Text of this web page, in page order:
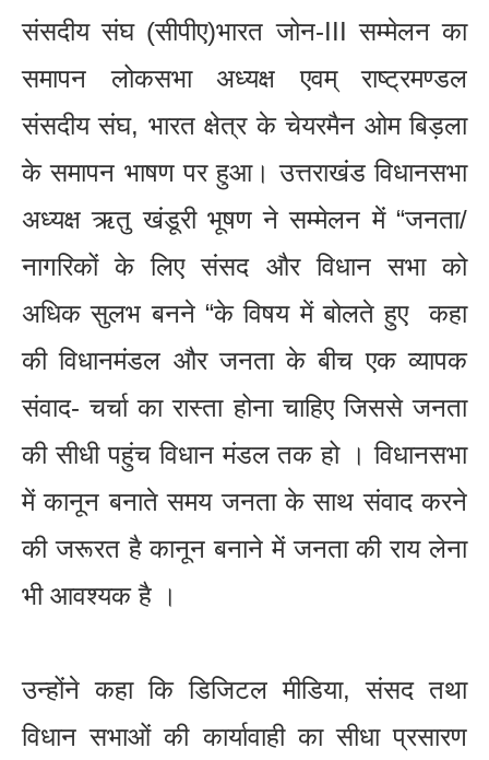
संसदीय संघ (सीपीए)भारत जोन-III सम्मेलन का
समापन लोकसभा अध्यक्ष एवम् राष्ट्रमण्डल
संसदीय संघ, भारत क्षेत्र के चेयरमैन ओम बिड़ला
के समापन भाषण पर हुआ। उत्तराखंड विधानसभा
अध्यक्ष ऋतु खंडूरी भूषण ने सम्मेलन में “जनता/
नागरिकों के लिए संसद और विधान सभा को
अधिक सुलभ बनने “के विषय में बोलते हुए कहा
की विधानमंडल और जनता के बीच एक व्यापक
संवाद- चर्चा का रास्ता होना चाहिए जिससे जनता
की सीधी पहुंच विधान मंडल तक हो । विधानसभा
में कानून बनाते समय जनता के साथ संवाद करने
की जरूरत है कानून बनाने में जनता की राय लेना
भी आवश्यक है ।
उन्होंने कहा कि डिजिटल मीडिया, संसद तथा
विधान सभाओं की कार्यावाही का सीधा प्रसारण